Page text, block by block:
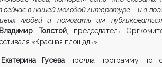
в нашей молодой литературе – и в
людей и помогать им
Владимир Толстой, председатель
«Красная площадь».
Гусевапрочла программу по